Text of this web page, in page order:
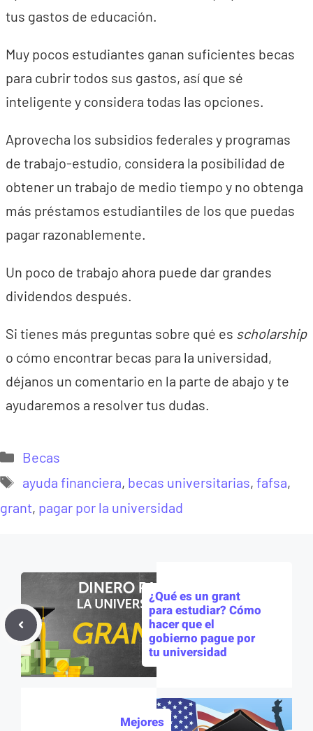
tus gastos de educación.
Muy pocos estudiantes ganan suficientes becas
para cubrir todos sus gastos, así que sé
inteligente y considera todas las opciones.
Aprovecha los subsidios federales y programas
de trabajo-estudio, considera la posibilidad de
obtener un trabajo de medio tiempo y no obtenga
más préstamos estudiantiles de los que puedas
pagar razonablemente.
Un poco de trabajo ahora puede dar grandes
dividendos después.
Si tienes más preguntas sobre qué es scholarship
o cómo encontrar becas para la universidad,
déjanos un comentario en la parte de abajo y te
ayudaremos a resolver tus dudas.
Categorías
Becas
Etiquetas
ayuda financiera, becas universitarias, fafsa,
grant, pagar por la universidad
¿Qué es un grant
para estudiar? Cómo
hacer que el
gobierno pague por
tu universidad
Mejores